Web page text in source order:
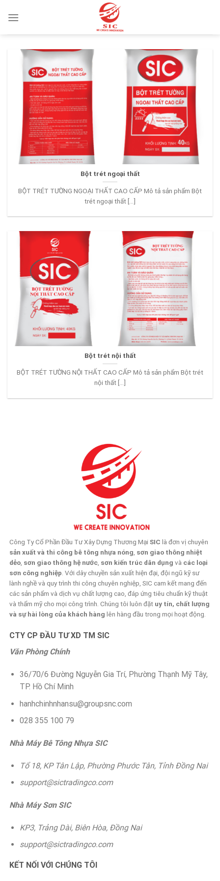
Bột trét ngoại thất
BỘT TRÉT TƯỜNG NGOẠI THẤT CAO CẤP Mô tả sản phẩm Bột
trét ngoại thất [...]
Bột trét nội thất
BỘT TRÉT TƯỜNG NỘI THẤT CAO CẤP Mô tả sản phẩm Bột trét
nội thất [...]
Công Ty Cổ Phần Đầu Tư Xây Dựng Thương MạiSIC là đơn vị chuyên
sản xuất và thi công bê tông nhựa nóng sơn giao thông nhiệt
dẻo sơn giao thông hệ nước sơn kiến trúc dân dụng và các loại
sơn công nghiệp . Với dây chuyền sản xuất hiện đại, đội ngũ kỹ sư
lành nghề và quy trình thi công chuyên nghiệp, SIC cam kết mang đến
các sản phẩm và dịch vụ chất lượng cao, đáp ứng tiêu chuẩn kỹ thuật
và thẩm mỹ cho mọi công trình. Chúng tôi luôn đặt uy tín, chất lượng
và sự hài lòng của khách hàng lên hàng đầu trong mọi hoạt động.
CTY CP ĐẦU TƯ XD TM SIC
Văn Phòng Chính
36/70/6 Đường Nguyễn Gia Trí, Phường Thạnh Mỹ Tây,
TP. Hồ Chí Minh
hanhchinhnhansu@groupsnc.com
028 355 100 79
Nhà Máy Bê Tông Nhựa SIC
Tổ 18, KP Tân Lập, Phường Phước Tân, Tỉnh Đồng Nai
support@sictradingco.com
Nhà Máy Sơn SIC
KP3, Trảng Dài, Biên Hòa, Đồng Nai
support@sictradingco.com
KẾT NỐI VỚI CHÚNG TÔI